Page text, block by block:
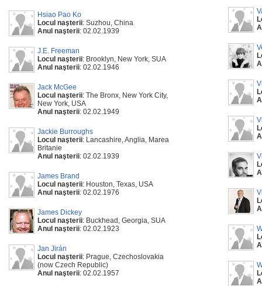
Hsiao Pao Ko
Locul naşterii: Suzhou, China
Anul naşterii: 02.02.1939
J.E. Freeman
Locul naşterii: Brooklyn, New York, SUA
Anul naşterii: 02.02.1946
Jack McGee
Locul naşterii: The Bronx, New York City,
New York, USA
Anul naşterii: 02.02.1949
Jackie Burroughs
Locul naşterii: Lancashire, Anglia, Marea
Britanie
Anul naşterii: 02.02.1939
James Brand
Locul naşterii: Houston, Texas, USA
Anul naşterii: 02.02.1976
James Dickey
Locul naşterii: Buckhead, Georgia, SUA
Anul naşterii: 02.02.1923
Jan Jirán
Locul naşterii: Prague, Czechoslovakia
(now Czech Republic)
Anul naşterii: 02.02.1957